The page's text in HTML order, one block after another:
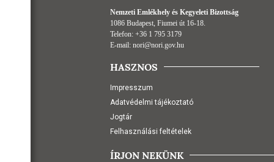
Nemzeti Emlékhely és Kegyeleti Bizottság
1086 Budapest, Fiumei út 16-18.
Telefon: +36 1 795 3179
E-mail: nori@nori.gov.hu
HASZNOS
Impresszum
Adatvédelmi tájékoztató
Jogtár
Felhasználási feltételek
ÍRJON NEKÜNK